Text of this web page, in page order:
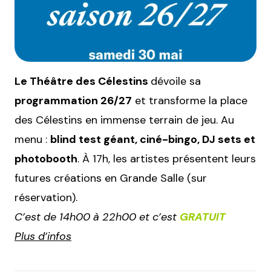
Le Théâtre des Célestins dévoile sa
programmation 26/27 et transforme la place
des Célestins en immense terrain de jeu. Au
menu : blind test géant, ciné-bingo, DJ sets et
photobooth. À 17h, les artistes présentent leurs
futures créations en Grande Salle (sur
réservation).
C’est de 14h00 à 22h00 et c’est GRATUIT
Plus d’infos